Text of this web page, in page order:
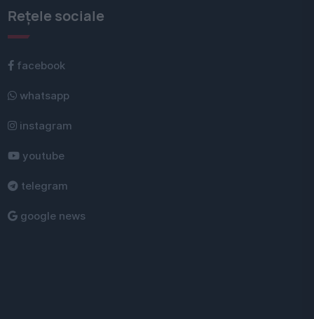
Rețele sociale
facebook
whatsapp
instagram
youtube
telegram
google news